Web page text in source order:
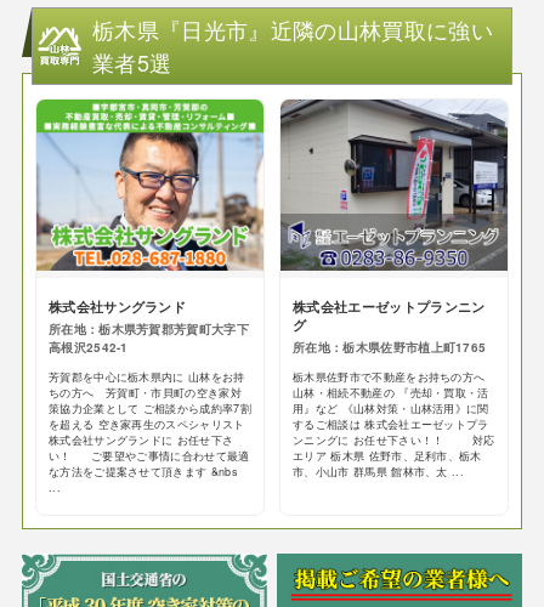
栃木県『日光市』近隣の山林買取に強い
業者5選
株式会社サングランド
所在地：栃木県芳賀郡芳賀町大字下
高根沢2542-1
芳賀郡を中心に栃木県内に 山林をお持
ちの方へ 芳賀町・市貝町の空き家対
策協力企業として ご相談から成約率7割
を超える 空き家再生のスペシャリスト
株式会社サングランドに お任せ下さ
い！ ご要望やご事情に合わせて最適
な方法をご提案させて頂きます &nbs
...
株式会社エーゼットプランニン
グ
所在地：栃木県佐野市植上町1765
栃木県佐野市で不動産をお持ちの方へ
山林・相続不動産の 『売却・買取・活
用』など 《山林対策・山林活用》に関
するご相談は 株式会社エーゼットプラ
ンニングに お任せ下さい！！ 対応
エリア 栃木県 佐野市、足利市、栃木
市、小山市 群馬県 館林市、太 ...